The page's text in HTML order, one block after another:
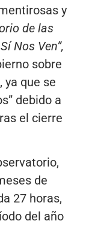
y
de las
Nos Ven”,
sobre
que se
debido a
el cierre
de
27 horas,
del año